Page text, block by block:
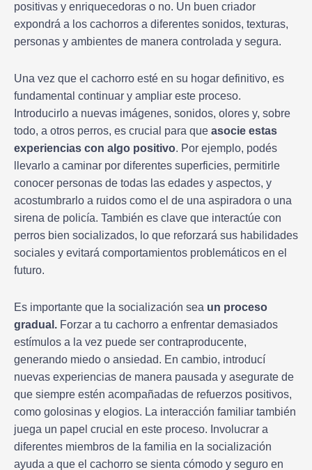
positivas y enriquecedoras o no. Un buen criador
expondrá a los cachorros a diferentes sonidos, texturas,
personas y ambientes de manera controlada y segura.
Una vez que el cachorro esté en su hogar definitivo, es
fundamental continuar y ampliar este proceso.
Introducirlo a nuevas imágenes, sonidos, olores y, sobre
todo, a otros perros, es crucial para que asocie estas
experiencias con algo positivo. Por ejemplo, podés
llevarlo a caminar por diferentes superficies, permitirle
conocer personas de todas las edades y aspectos, y
acostumbrarlo a ruidos como el de una aspiradora o una
sirena de policía. También es clave que interactúe con
perros bien socializados, lo que reforzará sus habilidades
sociales y evitará comportamientos problemáticos en el
futuro.
Es importante que la socialización sea un proceso
gradual. Forzar a tu cachorro a enfrentar demasiados
estímulos a la vez puede ser contraproducente,
generando miedo o ansiedad. En cambio, introducí
nuevas experiencias de manera pausada y asegurate de
que siempre estén acompañadas de refuerzos positivos,
como golosinas y elogios. La interacción familiar también
juega un papel crucial en este proceso. Involucrar a
diferentes miembros de la familia en la socialización
ayuda a que el cachorro se sienta cómodo y seguro en